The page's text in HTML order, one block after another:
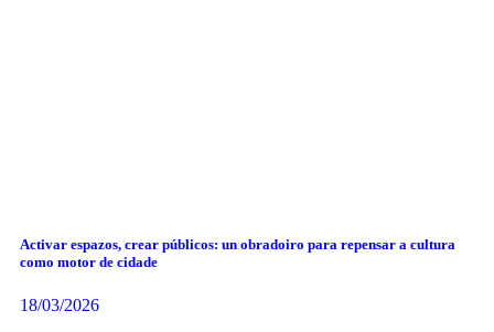
Activar espazos, crear públicos: un obradoiro para repensar a cultura
como motor de cidade
18/03/2026